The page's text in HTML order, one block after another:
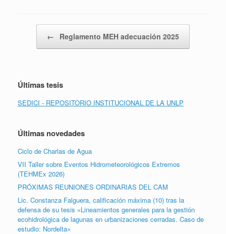
← Reglamento MEH adecuación 2025
Últimas tesis
SEDICI - REPOSITORIO INSTITUCIONAL DE LA UNLP
Últimas novedades
Ciclo de Charlas de Agua
VII Taller sobre Eventos Hidrometeorológicos Extremos
(TEHMEx 2026)
PRÓXIMAS REUNIONES ORDINARIAS DEL CAM
Lic. Constanza Falguera, calificación máxima (10) tras la
defensa de su tesis «Lineamientos generales para la gestión
ecohidrológica de lagunas en urbanizaciones cerradas. Caso de
estudio: Nordelta»